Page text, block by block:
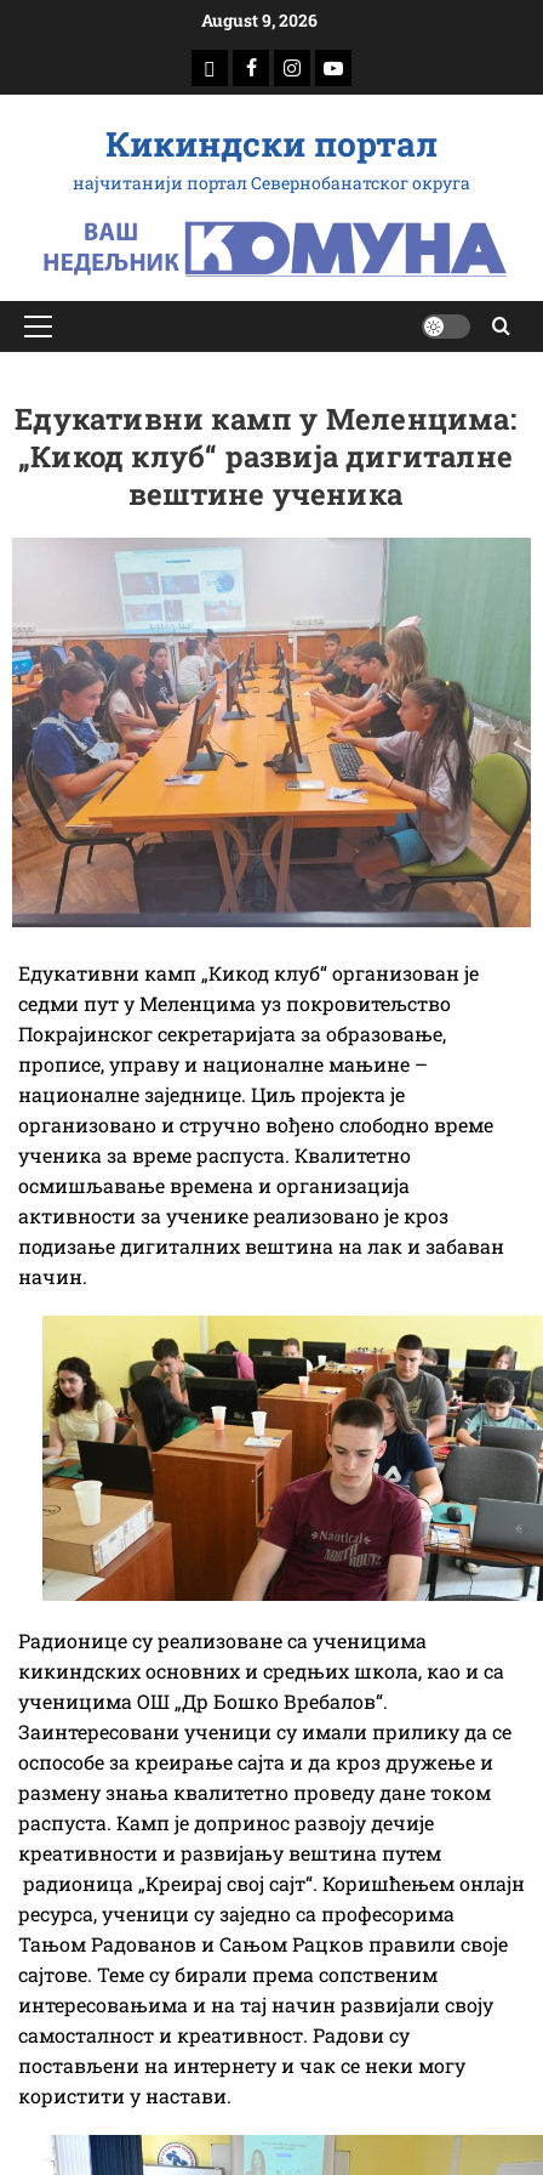
August 9, 2026
доwнлоад
Фацебоок
Инстаграм
Yоутубе
Кикиндски портал
најчитанији портал Севернобанатског округа
Примарy
Едукативни камп у Меленцима:
„Кикод клуб“ развија дигиталне
вештине ученика
Едукативни камп „Кикод клуб“ организован је
седми пут у Меленцима уз покровитељство
Покрајинског секретаријата за образовање,
прописе, управу и националне мањине –
националне заједнице. Циљ пројекта је
организовано и стручно вођено слободно време
ученика за време распуста. Квалитетно
осмишљавање времена и организација
активности за ученике реализовано је кроз
подизање дигиталних вештина на лак и забаван
начин.
Радионице су реализоване са ученицима
кикиндских основних и средњих школа, као и са
ученицима ОШ „Др Бошко Вребалов“.
Заинтересовани ученици су имали прилику да се
оспособе за креирање сајта и да кроз дружење и
размену знања квалитетно проведу дане током
распуста. Камп је допринос развоју дечије
креативности и развијању вештина путем
радионица „Креирај свој сајт“. Коришћењем онлајн
ресурса, ученици су заједно са професорима
Тањом Радованов и Сањом Рацков правили своје
сајтове. Теме су бирали према сопственим
интересовањима и на тај начин развијали своју
самосталност и креативност. Радови су
постављени на интернету и чак се неки могу
користити у настави.